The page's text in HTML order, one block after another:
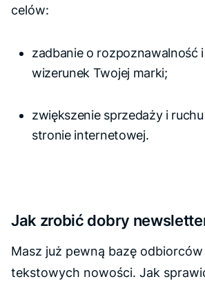
celów:
zadbanie o rozpoznawalność
wizerunek Twojej marki;
zwiększenie sprzedaży i
stronie internetowej.
Jak zrobić dobry
Masz już pewną bazę
tekstowych nowości. Jak